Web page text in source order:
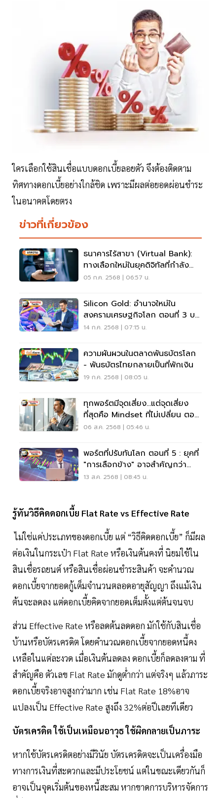
ใครเลือกใช้สินเชื่อแบบดอกเบี้ยลอยตัว จึงต้องติดตาม
ทิศทางดอกเบี้ยอย่างใกล้ชิด เพราะมีผลต่อยอดผ่อนชำระ
ในอนาคตโดยตรง
ข่าวที่เกี่ยวข้อง
ธนาคารไร้สาขา (Virtual Bank):
ทางเลือกใหม่ในยุคดิจิทัลที่กำลัง
เปลี่ยนเกมการเงิน
05 ก.ค. 2568 | 06:57 น.
Silicon Gold: อำนาจใหม่ใน
สงครามเศรษฐกิจโลก ตอนที่ 3 บท
สรุปของการลงทุนในศตวรรษที่ 21
14 ก.ค. 2568 | 07:15 น.
ความผันผวนในตลาดพันธบัตรโลก
- พันธบัตรไทยกลายเป็นที่พักเงิน
19 ก.ค. 2568 | 08:05 น.
ทุกพอร์ตมีจุดเสี่ยง...แต่จุดเสี่ยง
ที่สุดคือ Mindset ที่ไม่เปลี่ยน ตอน
ที่ 4
06 ส.ค. 2568 | 05:46 น.
พอร์ตที่ปรับทันโลก ตอนที่ 5 : ยุคที่
"การเลือกข้าง" อาจสำคัญกว่า
"การเลือกหุ้น"
13 ส.ค. 2568 | 08:45 น.
รู้ทันวิธีคิดดอกเบี้ย Flat Rate vs Effective Rate
ไม่ใช่แค่ประเภทของดอกเบี้ย แต่ “วิธีคิดดอกเบี้ย” ก็มีผล
ต่อเงินในกระเป๋า Flat Rate หรือเงินต้นคงที่ นิยมใช้ใน
สินเชื่อรถยนต์ หรือสินเชื่อผ่อนชำระสินค้า จะคำนวณ
ดอกเบี้ยจากยอดกู้เต็มจำนวนตลอดอายุสัญญา ถึงแม้เงิน
ต้นจะลดลง แต่ดอกเบี้ยคิดจากยอดเต็มตั้งแต่ต้นจนจบ
ส่วน Effective Rate หรือลดต้นลดดอก มักใช้กับสินเชื่อ
บ้านหรือบัตรเครดิต โดยคำนวณดอกเบี้ยจากยอดหนี้คง
เหลือในแต่ละงวด เมื่อเงินต้นลดลง ดอกเบี้ยก็ลดลงตาม ที่
สำคัญคือ ตัวเลข Flat Rate มักดูต่ำกว่า แต่จริงๆ แล้วภาระ
ดอกเบี้ยจริงอาจสูงกว่ามาก เช่น Flat Rate 18%อาจ
แปลงเป็น Effective Rate สูงถึง 32%ต่อปีเลยทีเดียว
บัตรเครดิต ใช้เป็นเหมือนอาวุธ ใช้ผิดกลายเป็นภาระ
หากใช้บัตรเครดิตอย่างมีวินัย บัตรเครดิตจะเป็นเครื่องมือ
ทางการเงินที่สะดวกและมีประโยชน์ แต่ในขณะเดียวกันก็
อาจเป็นจุดเริ่มต้นของหนี้สะสม หากขาดการบริหารจัดการ